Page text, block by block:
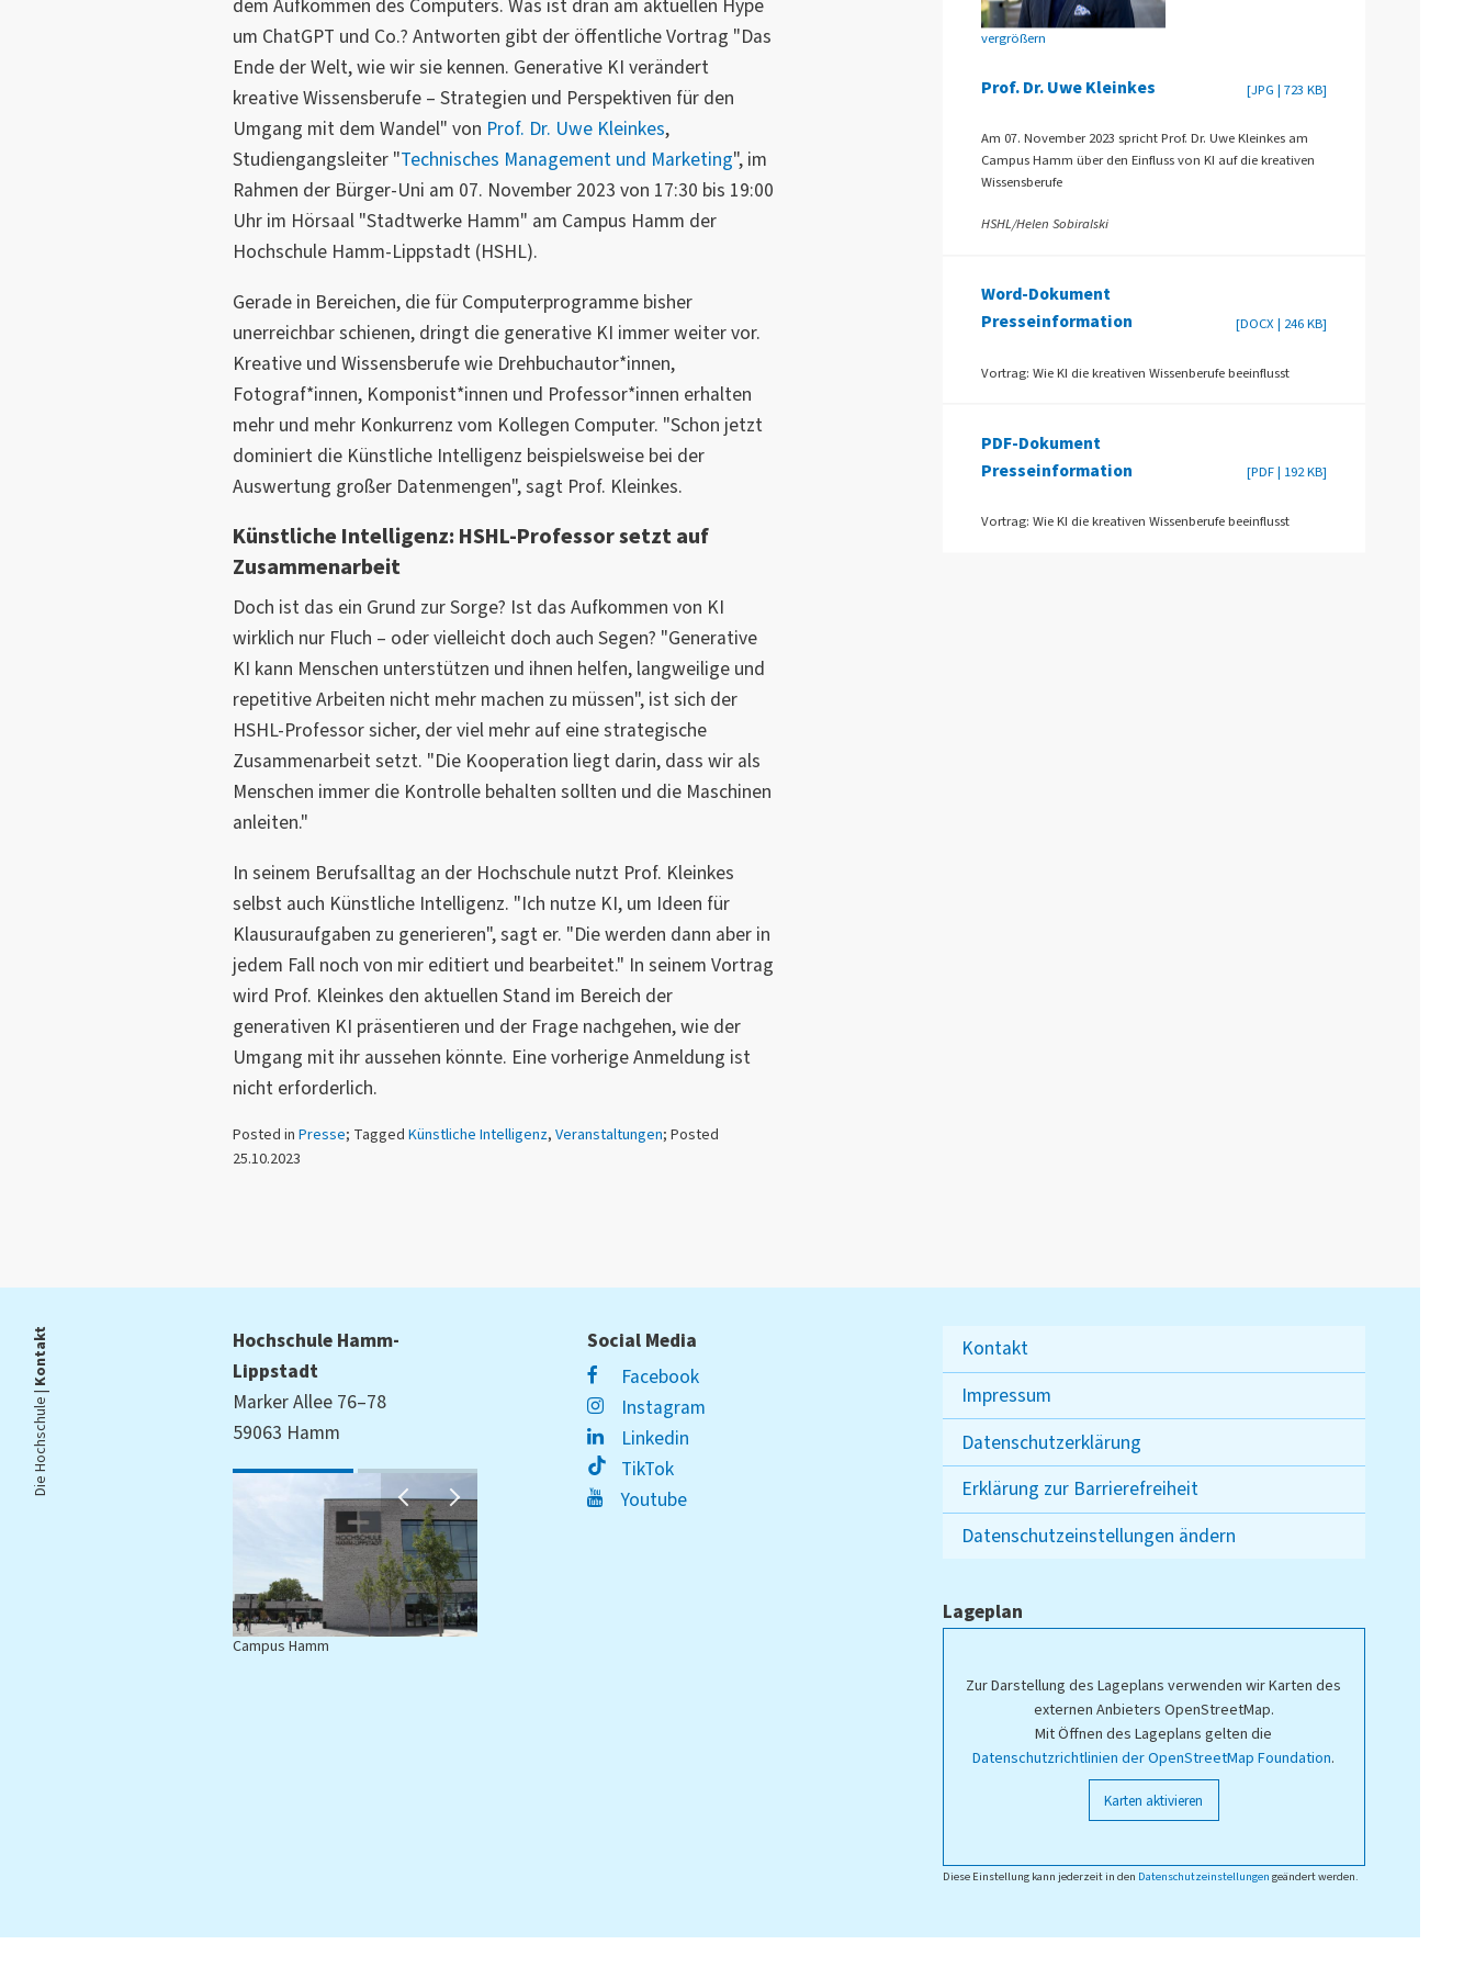
dem Aufkommen des Computers. Was ist dran am aktuellen Hype
um ChatGPT und Co.? Antworten gibt der öffentliche Vortrag "Das
Ende der Welt, wie wir sie kennen. Generative KI verändert
kreative Wissensberufe – Strategien und Perspektiven für den
Umgang mit dem Wandel" von Prof. Dr. Uwe Kleinkes,
Studiengangsleiter "Technisches Management und Marketing", im
Rahmen der Bürger-Uni am 07. November 2023 von 17:30 bis 19:00
Uhr im Hörsaal "Stadtwerke Hamm" am Campus Hamm der
Hochschule Hamm-Lippstadt (HSHL).
Gerade in Bereichen, die für Computerprogramme bisher
unerreichbar schienen, dringt die generative KI immer weiter vor.
Kreative und Wissensberufe wie Drehbuchautor*innen,
Fotograf*innen, Komponist*innen und Professor*innen erhalten
mehr und mehr Konkurrenz vom Kollegen Computer. "Schon jetzt
dominiert die Künstliche Intelligenz beispielsweise bei der
Auswertung großer Datenmengen", sagt Prof. Kleinkes.
Künstliche Intelligenz: HSHL-Professor setzt auf
Zusammenarbeit
Doch ist das ein Grund zur Sorge? Ist das Aufkommen von KI
wirklich nur Fluch – oder vielleicht doch auch Segen? "Generative
KI kann Menschen unterstützen und ihnen helfen, langweilige und
repetitive Arbeiten nicht mehr machen zu müssen", ist sich der
HSHL-Professor sicher, der viel mehr auf eine strategische
Zusammenarbeit setzt. "Die Kooperation liegt darin, dass wir als
Menschen immer die Kontrolle behalten sollten und die Maschinen
anleiten."
In seinem Berufsalltag an der Hochschule nutzt Prof. Kleinkes
selbst auch Künstliche Intelligenz. "Ich nutze KI, um Ideen für
Klausuraufgaben zu generieren", sagt er. "Die werden dann aber in
jedem Fall noch von mir editiert und bearbeitet." In seinem Vortrag
wird Prof. Kleinkes den aktuellen Stand im Bereich der
generativen KI präsentieren und der Frage nachgehen, wie der
Umgang mit ihr aussehen könnte. Eine vorherige Anmeldung ist
nicht erforderlich.
Posted in Presse; Tagged Künstliche Intelligenz, Veranstaltungen; Posted
25.10.2023
vergrößern
Prof. Dr. Uwe Kleinkes [JPG | 723 KB]
Am 07. November 2023 spricht Prof. Dr. Uwe Kleinkes am
Campus Hamm über den Einfluss von KI auf die kreativen
Wissensberufe
HSHL/Helen Sobiralski
Word-Dokument
Presseinformation
[DOCX | 246 KB]
Vortrag: Wie KI die kreativen Wissenberufe beeinflusst
PDF-Dokument
Presseinformation
[PDF | 192 KB]
Vortrag: Wie KI die kreativen Wissenberufe beeinflusst
Die Hochschule |
Kontakt
Hochschule Hamm-
Lippstadt
Marker Allee 76–78
59063 Hamm
Campus Hamm
Social Media
Facebook
Instagram
Linkedin
TikTok
Youtube
Kontakt
Impressum
Datenschutzerklärung
Erklärung zur Barrierefreiheit
Datenschutzeinstellungen ändern
Lageplan
Zur Darstellung des Lageplans verwenden wir Karten des
externen Anbieters OpenStreetMap.
Mit Öffnen des Lageplans gelten die
Datenschutzrichtlinien der OpenStreetMap Foundation.
Karten aktivieren
Diese Einstellung kann jederzeit in den Datenschutzeinstellungen geändert werden.